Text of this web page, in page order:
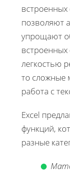
позволяют
упрощают
встроенных
легкостью
то сложные
работа с
Excel
функций,
разные